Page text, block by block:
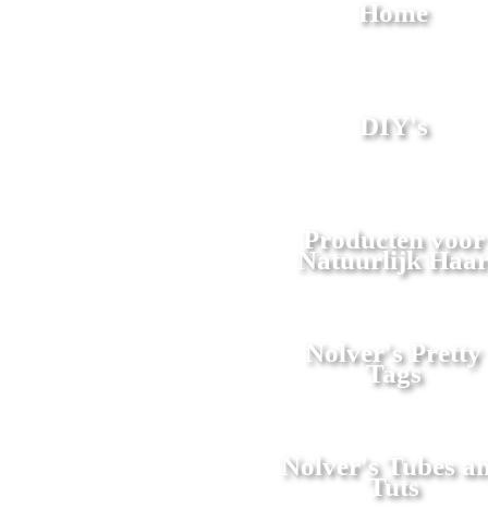
Home
DIY's
Producten voor
Natuurlijk Haar
Nolver's Pretty
Tags
Nolver's Tubes
Tuts